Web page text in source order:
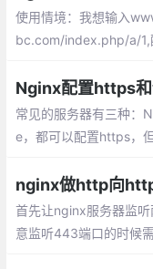
使用情境：我想输入
bc.com/index.php/a/1,
Nginx配置https
常见的服务器有三种：
e，都可以配置https，
会配置Nginx就足够了
d目录下新建https.conf
nginx做http向
首先让nginx服务器监
意监听443端口的时候